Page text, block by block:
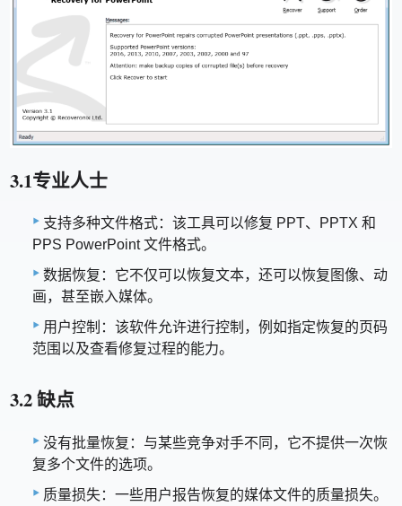
3.1专业人士
支持多种文件格式：该工具可以修复 PPT、PPTX 和
PPS PowerPoint 文件格式。
数据恢复：它不仅可以恢复文本，还可以恢复图像、动
画，甚至嵌入媒体。
用户控制：该软件允许进行控制，例如指定恢复的页码
范围以及查看修复过程的能力。
3.2 缺点
没有批量恢复：与某些竞争对手不同，它不提供一次恢
复多个文件的选项。
质量损失：一些用户报告恢复的媒体文件的质量损失。